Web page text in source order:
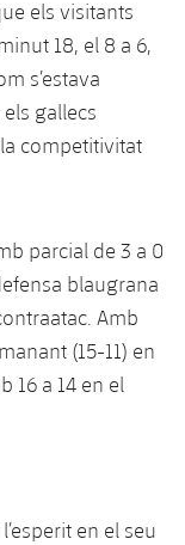
els visitants
18, el 8 a 6,
s’estava
gallecs
competitivitat
parcial de 3 a 0
blaugrana
Amb
(15-11) en
16 a 14 en el
en el seu